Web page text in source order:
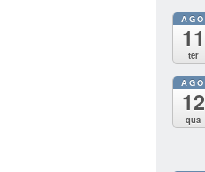
AGO
11
ter
AGO
12
qua